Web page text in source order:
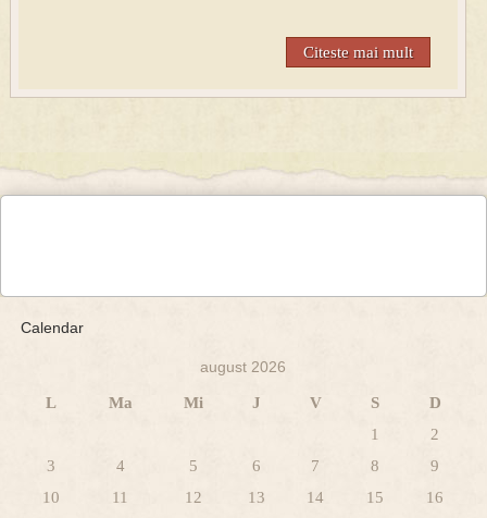
Citeste mai mult
Calendar
august 2026
L Ma Mi J V S
D
1
2
3
4 5 6 7 8
9
10
11 12 13 14 15
16